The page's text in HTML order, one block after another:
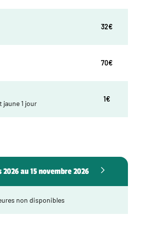
32€
70€
jaune 1 jour
1€
2026 au 15 novembre 2026
non disponibles